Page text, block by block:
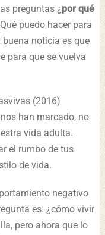
preguntas ¿ por qué
puedo hacer para
noticia es que
para que se vuelva
(2016)
han marcado, no
vida adulta.
el rumbo de tus
de vida.
negativo
es: ¿cómo vivir
pero ahora que lo